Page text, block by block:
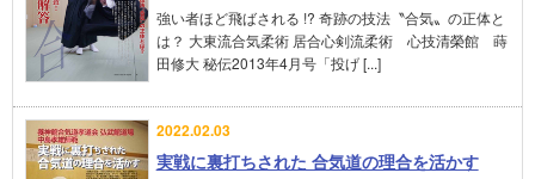
強い者ほど飛ばされる !? 奇跡の技法〝合気〟の正体と
は？ 大東流合気柔術 居合心剣流柔術 心技清榮館 蒔
田修大 秘伝2013年4月号「投げ [...]
2022.02.03
実戦に裏打ちされた 合気道の理合を活かす